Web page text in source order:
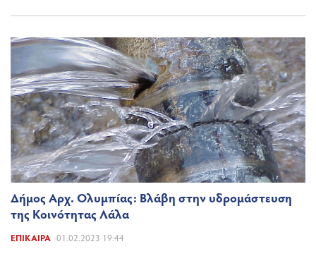
Δήμος Αρχ. Ολυμπίας: Βλάβη στην υδρομάστευση
της Κοινότητας Λάλα
ΕΠΊΚΑΙΡΑ 01.02.2023 19:44